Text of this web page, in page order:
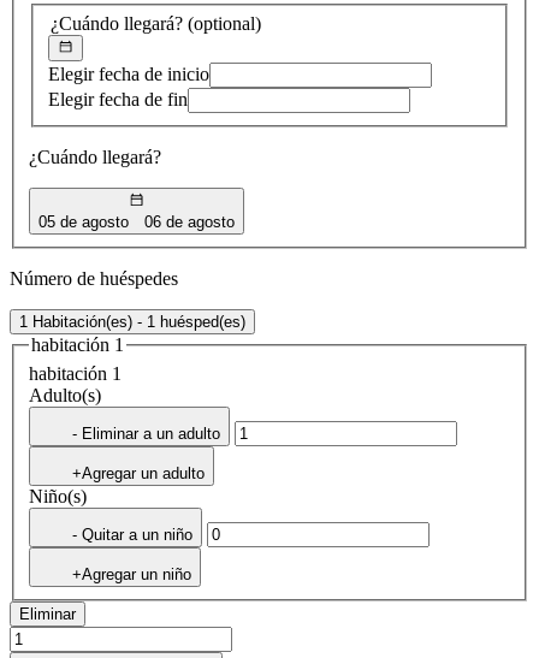
¿Cuándo llegará? (optional)
Elegir fecha de inicio
Elegir fecha de fin
¿Cuándo llegará?
05 de agosto 06 de agosto
Número de huéspedes
1 Habitación(es) - 1 huésped(es)
habitación 1
habitación 1
Adulto(s)
- Eliminar a un adulto
+Agregar un adulto
Niño(s)
- Quitar a un niño
+Agregar un niño
Eliminar